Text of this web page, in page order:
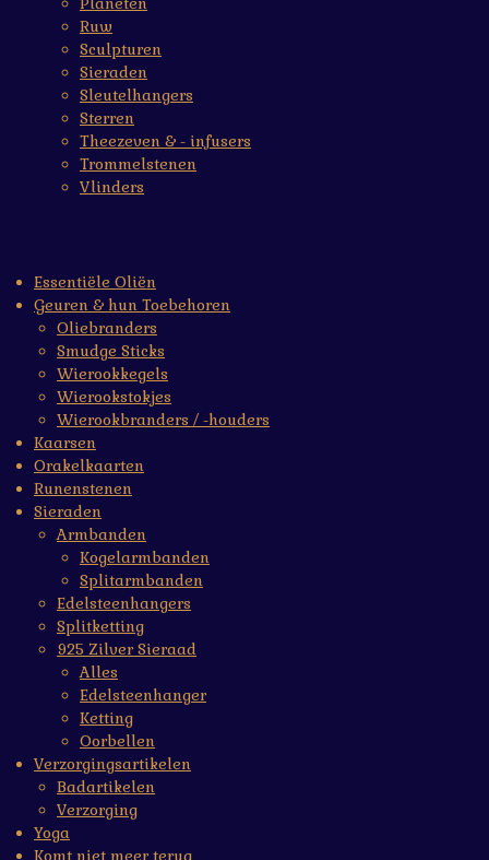
Ruw
Sculpturen
Sieraden
Sleutelhangers
Sterren
Theezeven & - infusers
Trommelstenen
Vlinders
Essentiële Oliën
Geuren & hun Toebehoren
Oliebranders
Smudge Sticks
Wierookkegels
Wierookstokjes
Wierookbranders / -houders
Kaarsen
Orakelkaarten
Runenstenen
Sieraden
Armbanden
Kogelarmbanden
Splitarmbanden
Edelsteenhangers
Splitketting
925 Zilver Sieraad
Alles
Edelsteenhanger
Ketting
Oorbellen
Verzorgingsartikelen
Badartikelen
Verzorging
Yoga
Komt niet meer terug